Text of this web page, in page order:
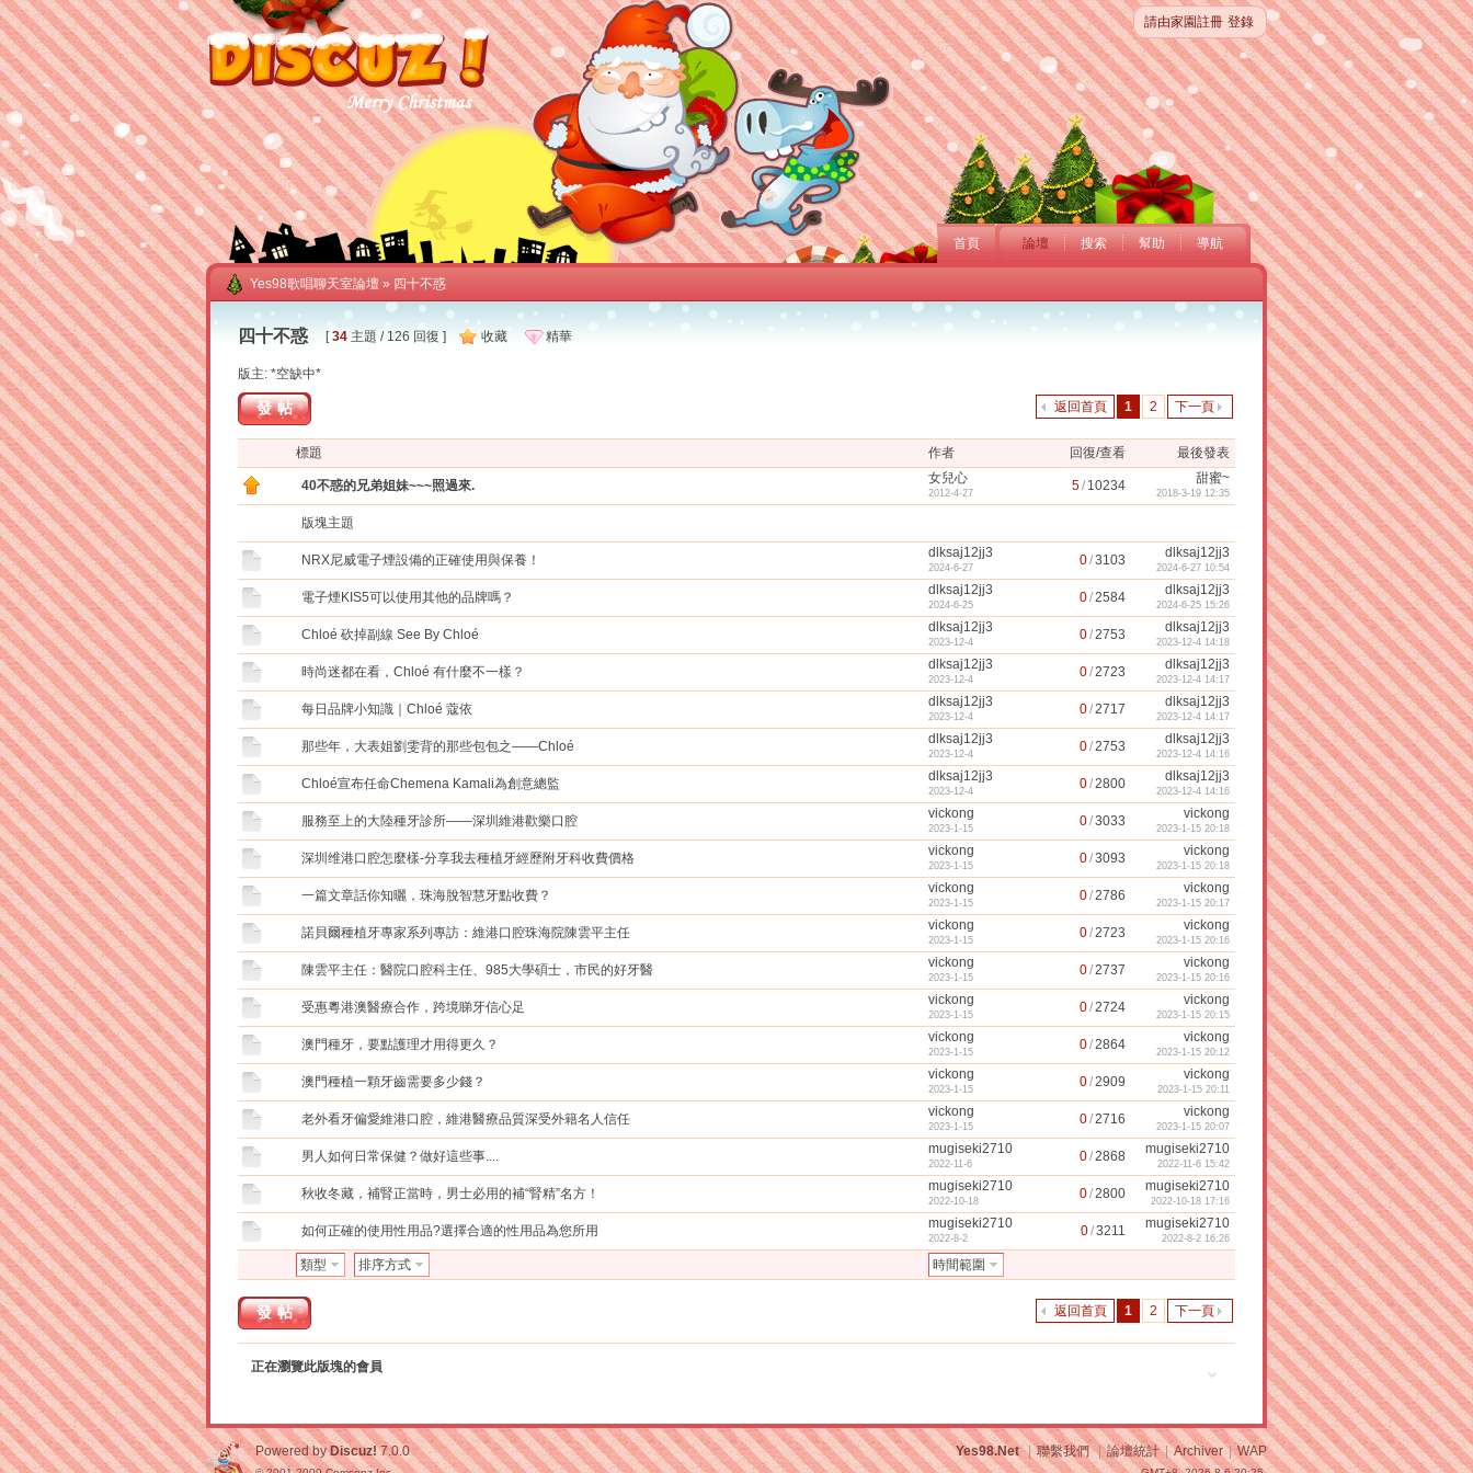
請由家園註冊 登錄
首頁 論壇 搜索 幫助 導航
Yes98歌唱聊天室論壇 » 四十不惑
四十不惑 [34 主題 / 126 回復 ] 收藏 精華
版主: *空缺中*
1 2 下一頁
返回首頁
發帖
標題 作者 回復/查看 最後發表
40不惑的兄弟姐妹~~~照過來. 女兒心
2012-4-27
5/ 10234 甜蜜~
2018-3-19 12:35
版塊主題
NRX尼威電子煙設備的正確使用與保養！ dlksaj12jj3
2024-6-27
0/3103 dlksaj12jj3
2024-6-27 10:54
電子煙KIS5可以使用其他的品牌嗎？ dlksaj12jj3
2024-6-25
0/2584 dlksaj12jj3
2024-6-25 15:26
Chloé 砍掉副線 See By Chloé dlksaj12jj3
2023-12-4
0/2753 dlksaj12jj3
2023-12-4 14:18
時尚迷都在看，Chloé 有什麼不一樣？ dlksaj12jj3
2023-12-4
0/2723 dlksaj12jj3
2023-12-4 14:17
每‮品日‬牌小知識｜Chloé 蔻依 dlksaj12jj3
2023-12-4
0/2717 dlksaj12jj3
2023-12-4 14:17
那些年，大表姐劉雯背的那些包包之——Chloé dlksaj12jj3
2023-12-4
0/2753 dlksaj12jj3
2023-12-4 14:16
Chloé宣布任命Chemena Kamali為創意總監 dlksaj12jj3
2023-12-4
0/2800 dlksaj12jj3
2023-12-4 14:16
服務至上的大陸種牙診所——深圳維港歡樂口腔 vickong
2023-1-15
0/3033 vickong
2023-1-15 20:18
深圳维港口腔怎麼樣-分享我去種植牙經歷附牙科收費價格 vickong
2023-1-15
0/3093 vickong
2023-1-15 20:18
一篇文章話你知曬，珠海脫智慧牙點收費？ vickong
2023-1-15
0/2786 vickong
2023-1-15 20:17
諾貝爾種植牙專家系列專訪：維港口腔珠海院陳雲平主任 vickong
2023-1-15
0/2723 vickong
2023-1-15 20:16
陳雲平主任：醫院口腔科主任、985大學碩士，市民的好牙醫 vickong
2023-1-15
0/2737 vickong
2023-1-15 20:16
受惠粵港澳醫療合作，跨境睇牙信心足 vickong
2023-1-15
0/2724 vickong
2023-1-15 20:15
澳門種牙，要點護理才用得更久？ vickong
2023-1-15
0/2864 vickong
2023-1-15 20:12
澳門種植一顆牙齒需要多少錢？ vickong
2023-1-15
0/2909 vickong
2023-1-15 20:11
老外看牙偏愛維港口腔，維港醫療品質深受外籍名人信任 vickong
2023-1-15
0/2716 vickong
2023-1-15 20:07
男人如何日常保健？做好這些事.... mugiseki2710
2022-11-6
0/2868 mugiseki2710
2022-11-6 15:42
秋收冬藏，補腎正當時，男士必用的補“腎精”名方！ mugiseki2710
2022-10-18
0/2800 mugiseki2710
2022-10-18 17:16
如何正確的使用性用品?選擇合適的性用品為您所用 mugiseki2710
2022-8-2
0/3211 mugiseki2710
2022-8-2 16:26
類型 排序方式 時間範圍
1 2 下一頁
返回首頁
發帖
正在瀏覽此版塊的會員
Yes98.Net | 聯繫我們 論壇統計 | Archiver | WAP
Powered byDiscuz! 7.0.0